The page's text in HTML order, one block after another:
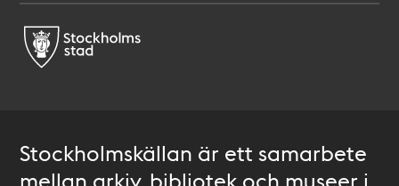
Stockholmskällan är ett samarbete
mellan arkiv, bibliotek och museer i